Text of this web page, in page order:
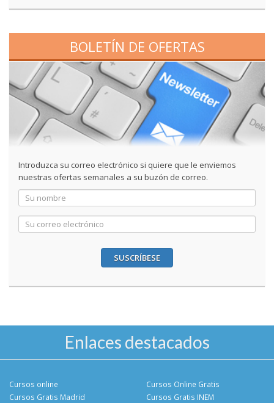
BOLETÍN DE OFERTAS
Introduzca su correo electrónico si quiere que le enviemos
nuestras ofertas semanales a su buzón de correo.
SUSCRÍBESE
Enlaces destacados
Cursos online
Cursos Gratis Madrid
Cursos Online Gratis
Cursos Gratis INEM